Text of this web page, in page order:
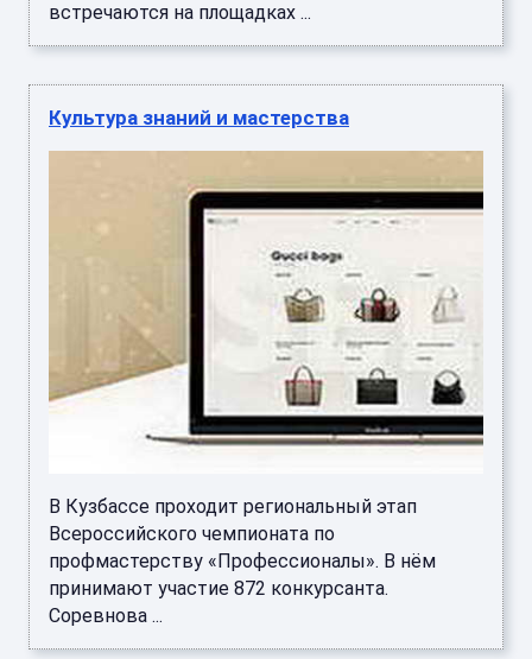
встречаются на площадках ...
Культура знаний и мастерства
В Кузбассе проходит региональный этап
Всероссийского чемпионата по
профмастерству «Профессионалы». В нём
принимают участие 872 конкурсанта.
Соревнова ...